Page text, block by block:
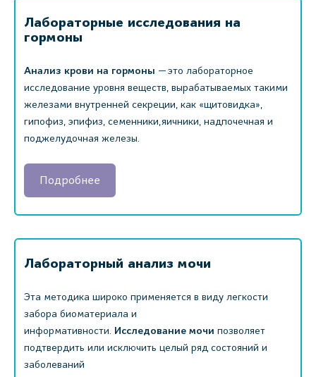
Лабораторные исследования на
гормоны
Анализ крови на гормоны — это лабораторное
исследование уровня веществ, вырабатываемых такими
железами внутренней секреции, как «щитовидка»,
гипофиз, эпифиз, семенники,яичники, надпочечная и
поджелудочная железы.
Подробнее
Лабораторный анализ мочи
Эта методика широко применяется в виду легкости
забора биоматериала и
информативности. Исследование мочи позволяет
подтвердить или исключить целый ряд состояний и
заболеваний